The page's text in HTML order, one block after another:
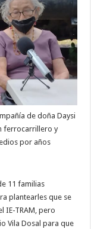
de doña Daysi
ferrocarrillero y
por años
11 familias
plantearles que se
IE-TRAM, pero
Vila Dosal para que